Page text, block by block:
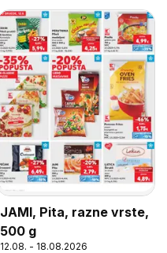
JAMI, Pita, razne vrste,
500 g
12.08. - 18.08.2026